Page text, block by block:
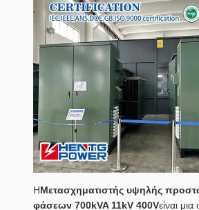
ΗΜετασχηματιστής υψηλής
φάσεων 700kVA 11kV 400Vείναι